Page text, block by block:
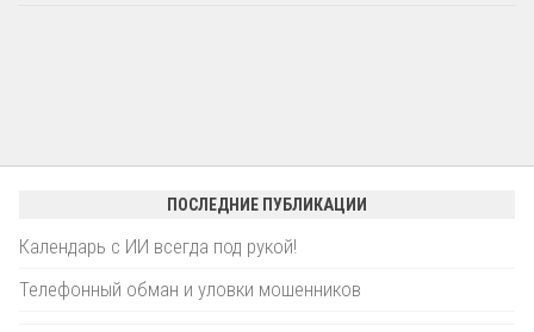
ПОСЛЕДНИЕ ПУБЛИКАЦИИ
Календарь с ИИ всегда под рукой!
Телефонный обман и уловки мошенников